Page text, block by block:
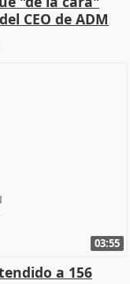
CEO de ADM
03:55
a 156